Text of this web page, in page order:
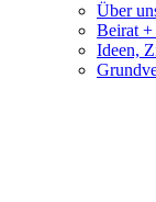
Über
Beirat +
Ideen,